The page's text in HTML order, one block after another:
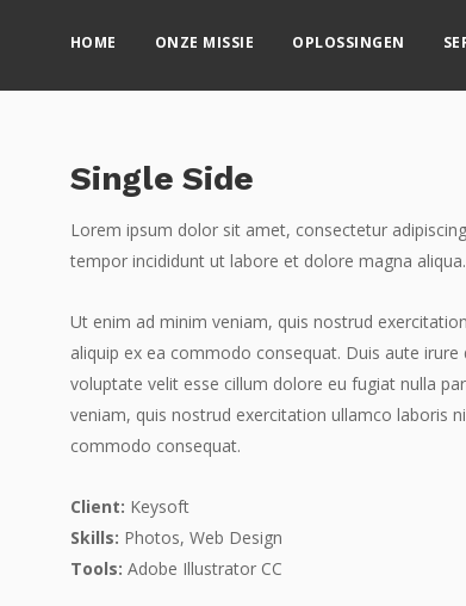
HOME ONZE MISSIE OPLOSSINGEN
Single Side
Lorem ipsum dolor sit amet, consectetur
tempor incididunt ut labore et dolore magna aliqua.
Ut enim ad minim veniam, quis nostrud
aliquip ex ea commodo consequat. Duis aute
voluptate velit esse cillum dolore eu fugiat nulla
veniam, quis nostrud exercitation ullamco laboris
commodo consequat.
Client: Keysoft
Skills: Photos, Web Design
Tools: Adobe Illustrator CC